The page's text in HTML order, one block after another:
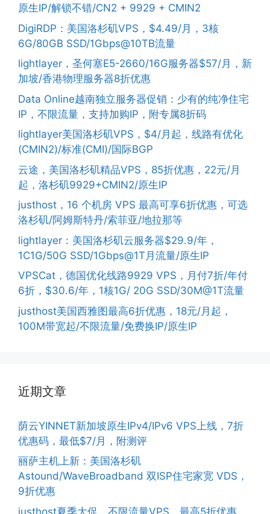
原生IP/解锁不错/CN2 + 9929 + CMIN2
DigiRDP：美国洛杉矶VPS，$4.49/月，3核
6G/80GB SSD/1Gbps@10TB流量
lightlayer，圣何塞E5-2660/16G服务器$57/月，新
加坡/香港物理服务器8折优惠
Data Online越南独立服务器促销：少有的纯净住宅
IP，不限流量，支持加购IP，附专属8折码
lightlayer美国洛杉矶VPS，$4/月起，线路有优化
(CMIN2)/标准(CMI)/国际BGP
云途，美国洛杉矶精品VPS，85折优惠，22元/月
起，洛杉矶9929+CMIN2/原生IP
justhost，16 个机房 VPS 最高可享6折优惠，可选
洛杉矶/阿姆斯特丹/索菲亚/地拉那等
lightlayer：美国洛杉矶云服务器$29.9/年，
1C1G/50G SSD/1Gbps@1T月流量/原生IP
VPSCat，德国优化线路9929 VPS，月付7折/年付
6折，$30.6/年，1核1G/ 20G SSD/30M@1T流量
justhost美国西雅图最高6折优惠，18元/月起，
100M带宽起/不限流量/免费换IP/原生IP
近期文章
荫云YINNET新加坡原生IPv4/IPv6 VPS上线，7折
优惠码，最低$7/月，附测评
丽萨主机上新：美国洛杉矶
Astound/WaveBroadband 双ISP住宅家宽 VDS，
9折优惠
justhost夏季大促，不限流量VPS，最高5折优惠，